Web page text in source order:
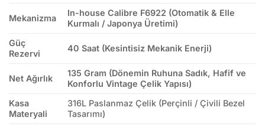
Mekanizma
In-house Calibre F6922 (Otomatik & Elle
Kurmalı / Japonya Üretimi)
Güç
Rezervi
40 Saat (Kesintisiz Mekanik Enerji)
Net Ağırlık
135 Gram (Dönemin Ruhuna Sadık, Hafif ve
Konforlu Vintage Çelik Yapısı)
Kasa
Materyali
316L Paslanmaz Çelik (Perçinli / Çivili Bezel
Tasarımı)